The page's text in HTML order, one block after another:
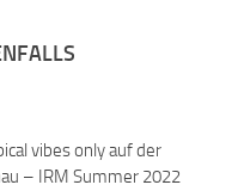
vibes only auf der
– IRM Summer 2022